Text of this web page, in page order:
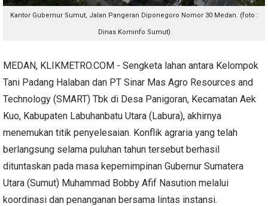
Kantor Gubernur Sumut, Jalan Pangeran Diponegoro Nomor 30 Medan. (foto :
Dinas Kominfo Sumut)
MEDAN, KLIKMETRO.COM - Sengketa lahan antara Kelompok
Tani Padang Halaban dan PT Sinar Mas Agro Resources and
Technology (SMART) Tbk di Desa Panigoran, Kecamatan Aek
Kuo, Kabupaten Labuhanbatu Utara (Labura), akhirnya
menemukan titik penyelesaian. Konflik agraria yang telah
berlangsung selama puluhan tahun tersebut berhasil
dituntaskan pada masa kepemimpinan Gubernur Sumatera
Utara (Sumut) Muhammad Bobby Afif Nasution melalui
koordinasi dan penanganan bersama lintas instansi.